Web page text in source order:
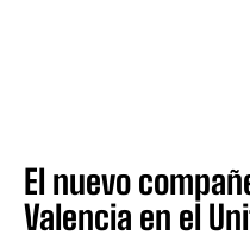
El nuevo
Valencia en el